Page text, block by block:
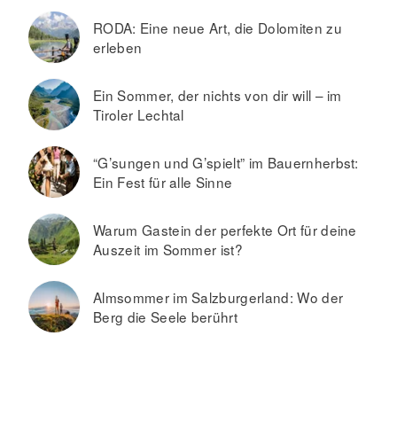
RODA: Eine neue Art, die Dolomiten zu
erleben
Ein Sommer, der nichts von dir will – im
Tiroler Lechtal
“G’sungen und G’spielt” im Bauernherbst:
Ein Fest für alle Sinne
Warum Gastein der perfekte Ort für deine
Auszeit im Sommer ist?
Almsommer im Salzburgerland: Wo der
Berg die Seele berührt